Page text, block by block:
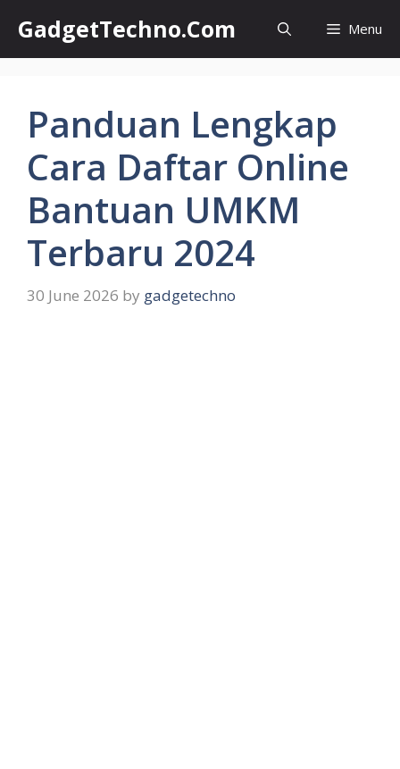
content
GadgetTechno.Com Menu
Panduan Lengkap
Cara Daftar Online
Bantuan UMKM
Terbaru 2024
30 June 2026 by gadgetechno